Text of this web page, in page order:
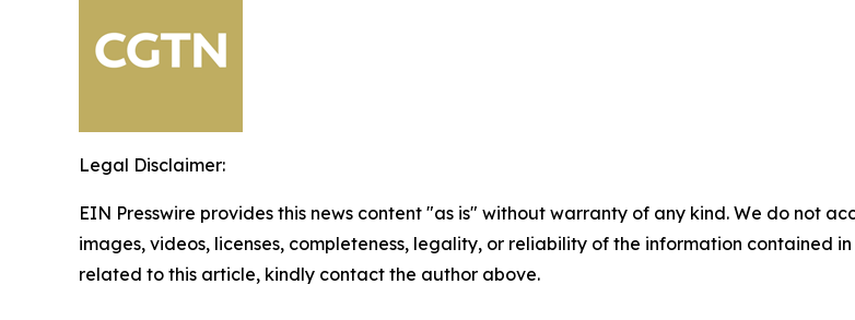
Legal Disclaimer:
EIN Presswire provides this news content "as is" without warranty of any kind. We do not
images, videos, licenses, completeness, legality, or reliability of the information contained
related to this article, kindly contact the author above.